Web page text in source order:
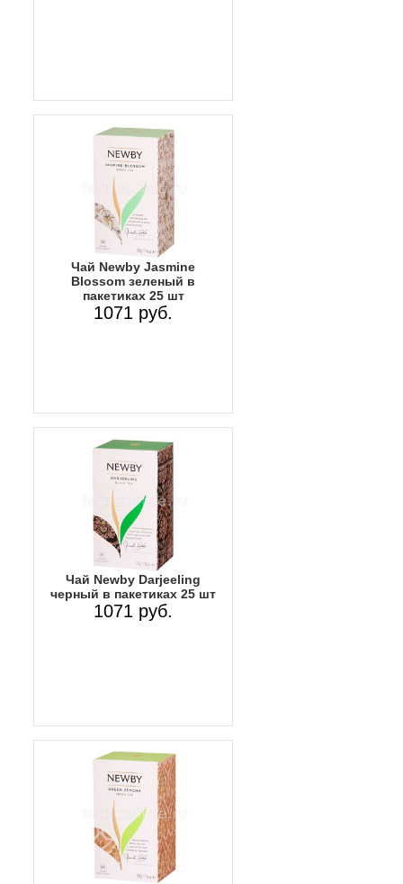
Чай Newby Jasmine
Blossom зеленый в
пакетиках 25 шт
1071 руб.
Чай Newby Darjeeling
черный в пакетиках 25 шт
1071 руб.